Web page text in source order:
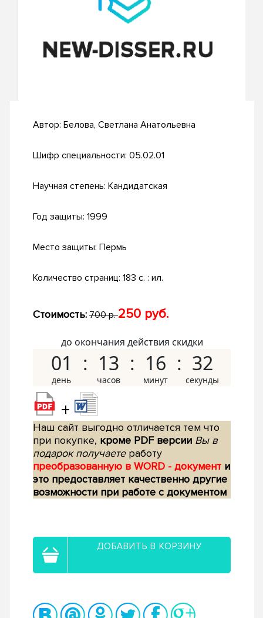
Автор: Белова, Светлана Анатольевна
Шифр специальности: 05.02.01
Научная степень: Кандидатская
Год защиты: 1999
Место защиты: Пермь
Количество страниц: 183 с. : ил.
Стоимость: 700 р.250 руб.
до окончания действия скидки
01 13 16 31
+
Наш сайт выгодно отличается тем что
при покупке, кроме PDF версии Вы в
подарок получаетеработу
преобразованную в WORD - документ и
это предоставляет качественно другие
возможности при работе с документом
ДОБАВИТЬ В КОРЗИНУ